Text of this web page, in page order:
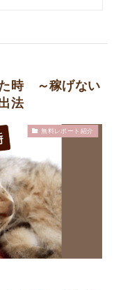
時 ～稼げない
法
無料レポート紹介